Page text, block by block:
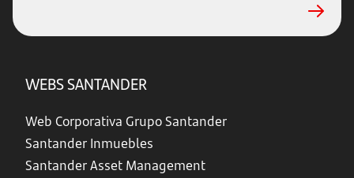
WEBS SANTANDER
Web Corporativa Grupo Santander
Santander Inmuebles
Santander Asset Management